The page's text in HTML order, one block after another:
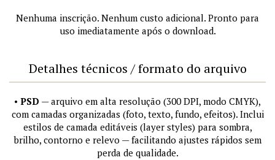
Nenhuma inscrição. Nenhum custo adicional. Pronto para
uso imediatamente após o download.
Detalhes técnicos / formato do arquivo
• PSD — arquivo em alta resolução (300 DPI, modo CMYK),
com camadas organizadas (foto, texto, fundo, efeitos). Inclui
estilos de camada editáveis (layer styles) para sombra,
brilho, contorno e relevo — facilitando ajustes rápidos sem
perda de qualidade.